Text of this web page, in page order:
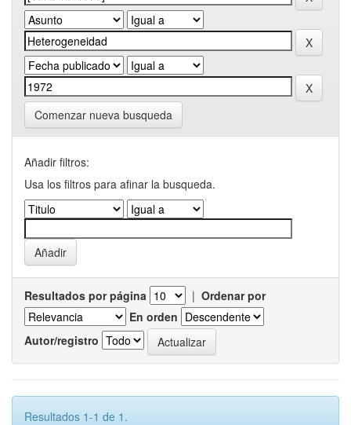
Comenzar nueva busqueda
Añadir filtros:
Usa los filtros para afinar la busqueda.
Resultados por página | Ordenar por
En orden
Autor/registro
Resultados 1-1 de 1.